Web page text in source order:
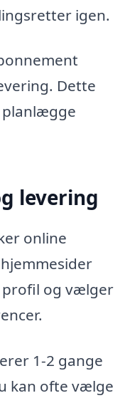
igen.
Dette
levering
online
profil og vælger
1-2 gange
kan ofte vælge